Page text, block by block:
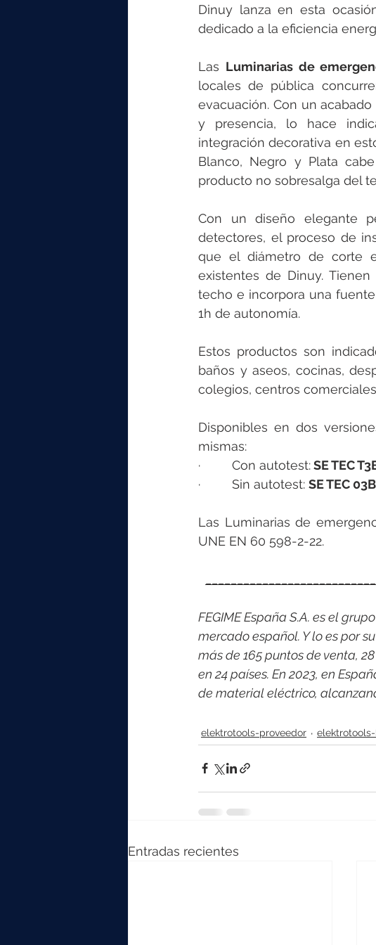
Dinuy lanza en esta
dedicado a la eficiencia
Las Luminarias de
locales de pública
evacuación. Con un
y presencia, lo hace
integración decorativa en
Blanco, Negro y Plata
producto no sobresalga del
Con un diseño elegante
detectores, el proceso de
que el diámetro de corte
existentes de Dinuy.
techo e incorpora una
1h de autonomía.
Estos productos son
baños y aseos, cocinas,
colegios, centros
Disponibles en dos
mismas:
·         Con autotest: SE TEC
·         Sin autotest: SE TEC 03B
Las Luminarias de
UNE EN 60 598-2-22.
FEGIME España S.A. es el
mercado español. Y lo es por
más de 165 puntos de venta,
en 24 países. En 2023, en
de material eléctrico,
elektrotools-proveedor elektrotools-
Entradas recientes